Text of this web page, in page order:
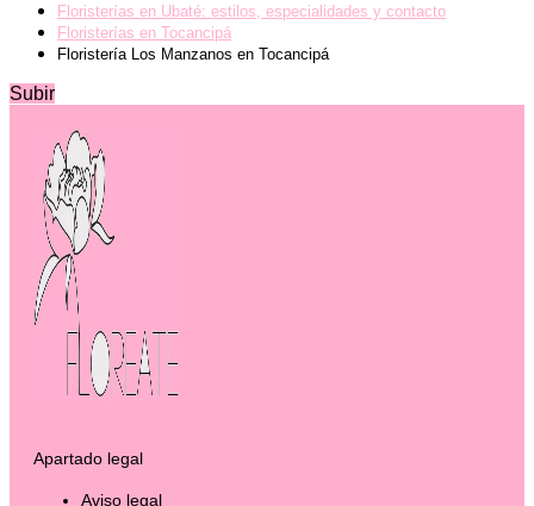
Floristerías en Ubaté: estilos, especialidades y contacto
Floristerías en Tocancipá
Floristería Los Manzanos en Tocancipá
Subir
Apartado legal
Aviso legal